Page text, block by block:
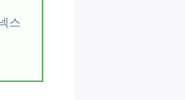
스